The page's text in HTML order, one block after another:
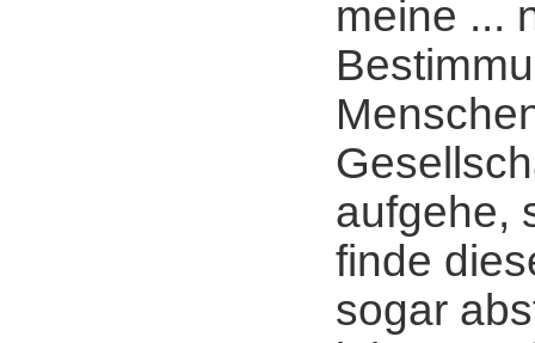
meine ...
aufgehe,
finde
sogar